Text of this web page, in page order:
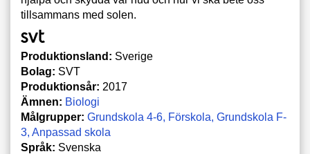
tillsammans med solen.
Produktionsland: Sverige
Bolag: SVT
Produktionsår: 2017
Ämnen: Biologi
Målgrupper: Grundskola 4-6 Förskola Grundskola F-
3 Anpassad skola
Språk: Svenska